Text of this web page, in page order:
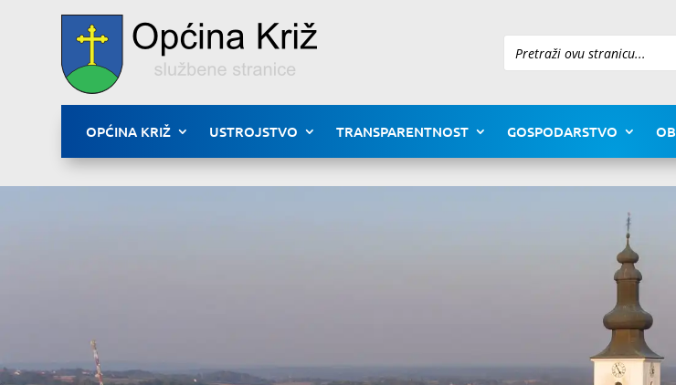
Pretraži
OPĆINA KRIŽ USTROJSTVO TRANSPARENTNOST GOSPODARSTVO